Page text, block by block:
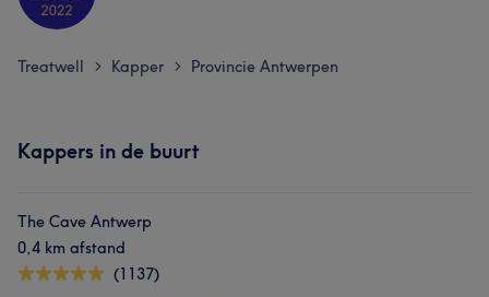
Treatwell > Kapper > Provincie Antwerpen
Kappers in de buurt
The Cave Antwerp
0,4 km afstand
(1137)